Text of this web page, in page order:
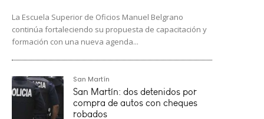
La Escuela Superior de Oficios Manuel Belgrano
continúa fortaleciendo su propuesta de capacitación y
formación con una nueva agenda...
San Martín
San Martín: dos detenidos por
compra de autos con cheques
robados